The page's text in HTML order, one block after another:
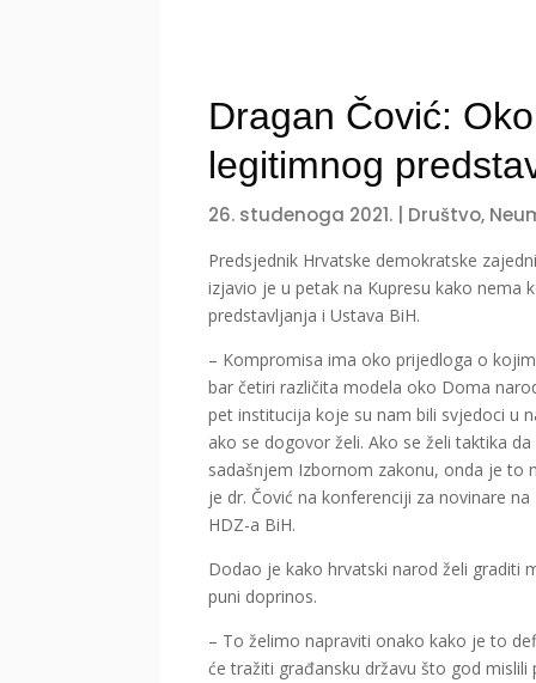
Dragan Čović:
legitimnog
26. studenoga 2021. Društvo,
Predsjednik Hrvatske demokratske
izjavio je u petak na Kupresu kako
predstavljanja i Ustava BiH.
– Kompromisa ima oko prijedloga o
bar četiri različita modela oko Doma
pet institucija koje su nam bili svjedoci u
ako se dogovor želi. Ako se želi taktika
sadašnjem Izbornom zakonu, onda je to
je dr. Čović na konferenciji za novinare
HDZ-a BiH.
Dodao je kako hrvatski narod želi graditi
puni doprinos.
– To želimo napraviti onako kako je to
će tražiti građansku državu što god